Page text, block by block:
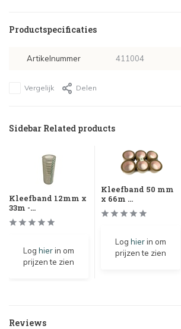
Productspecificaties
Artikelnummer 411004
Vergelijk Delen
Sidebar Related products
Kleefband 12mm x
33m -...
Log hierin om
prijzen te zien
Kleefband 50 mm
x 66m ...
Log hierin om
prijzen te zien
Reviews